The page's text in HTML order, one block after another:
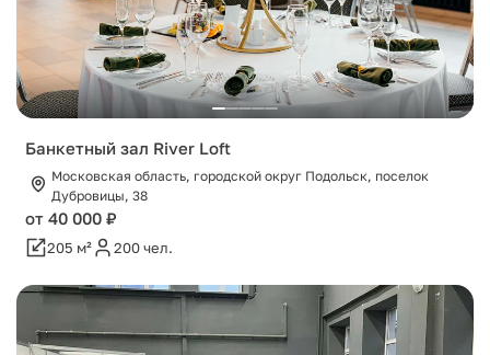
Банкетный зал River Loft
Московская область, городской округ Подольск, поселок
Дубровицы, 38
от 40 000 ₽
205 м² 200 чел.